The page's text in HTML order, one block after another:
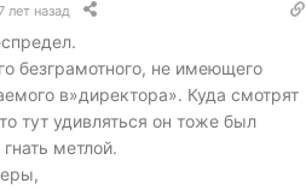
лет назад
безграмотного, не имеющего
в»директора». Куда смотрят
тут удивляться он тоже был
метлой.